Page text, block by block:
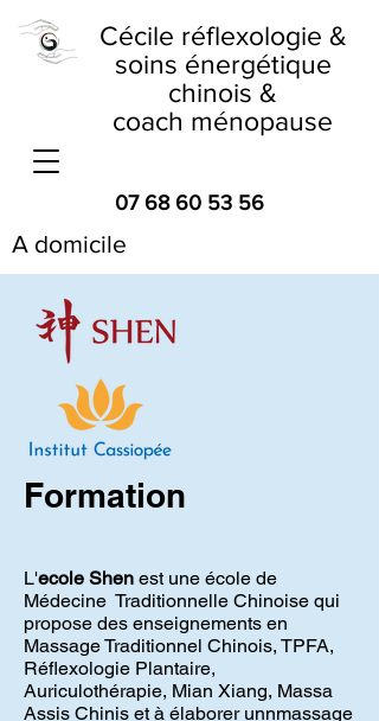
Cécile réflexologie &
soins énergétique
chinois &
coach ménopause
07 68 60 53 56
A domicile
Formation
L'ecole Shen est une école de
Médecine Traditionnelle Chinoise qui
propose des enseignements en
Massage Traditionnel Chinois, TPFA,
Réflexologie Plantaire,
Auriculothérapie, Mian Xiang, Massa
Assis Chinis et à élaborer unnmassage